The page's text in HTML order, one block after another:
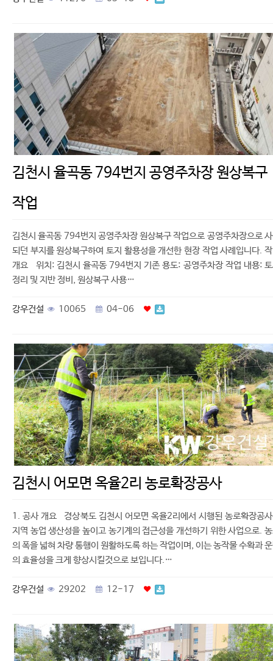
김천시 율곡동 794번지 공영주차장 원상복구
작업
김천시 율곡동 794번지 공영주차장 원상복구 작업으로 공영주차장으로
되던 부지를 원상복구하여 토지 활용성을 개선한 현장 작업 사례입니다.
개요 위치: 김천시 율곡동 794번지 기존 용도: 공영주차장 작업 내용:
정리 및 지반 정비, 원상복구 사용…
강우건설 10065 04-06
김천시 어모면 옥율2리 농로확장공사
1. 공사 개요 경상북도 김천시 어모면 옥율2리에서 시행된 농로확장공
지역 농업 생산성을 높이고 농기계의 접근성을 개선하기 위한 사업으로.
의 폭을 넓혀 차량 통행이 원활하도록 하는 작업이며, 이는 농작물 수확과
의 효율성을 크게 향상시킬것으로 보입니다.…
강우건설 29202 12-17